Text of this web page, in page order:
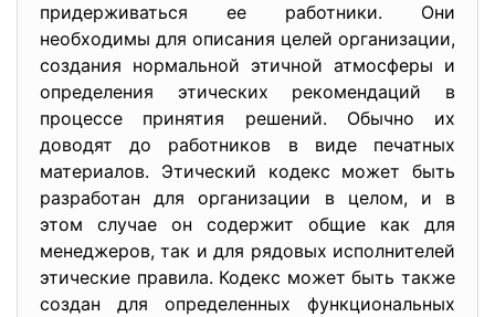
придерживаться ее работники. Они
необходимы для описания целей организации,
создания нормальной этичной атмосферы и
определения этических рекомендаций в
процессе принятия решений. Обычно их
доводят до работников в виде печатных
материалов. Этический кодекс может быть
разработан для организации в целом, и в
этом случае он содержит общие как для
менеджеров, так и для рядовых исполнителей
этические правила. Кодекс может быть также
создан для определенных функциональных